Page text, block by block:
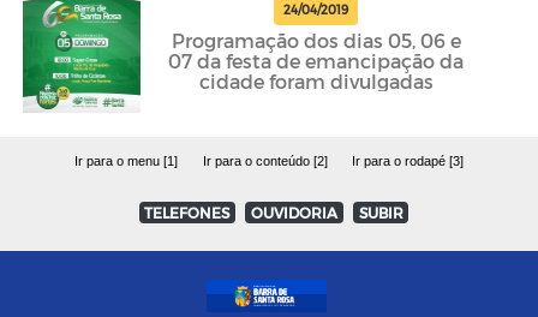
24/04/2019
Programação dos dias 05, 06 e
07 da festa de emancipação da
cidade foram divulgadas
Ir para o menu [1] Ir para o conteúdo [2] Ir para o rodapé [3]
TELEFONES OUVIDORIA SUBIR